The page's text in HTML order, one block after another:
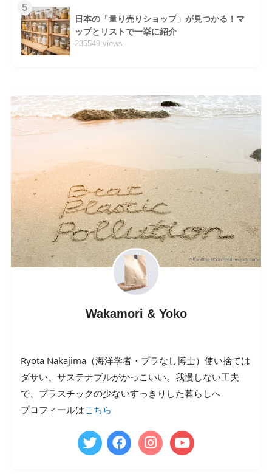
5
日本の「量り売りショップ」が見つかる！マ
ップとリストで一挙に紹介
235549 views
Wakamori & Yoko
Ryota Nakajima（海洋学者・プラなし博士）使い捨ては
ダサい、サステナブルがかっこいい。我慢しない工夫
で、プラスチックの少ないすっきりした暮らしへ
プロフィールはこちら